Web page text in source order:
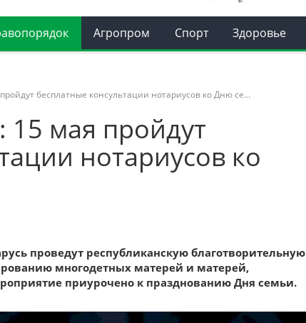
Агропром Спорт Здоровье
бесплатные консультации нотариусов ко Дню се...
15 мая пройдут
нотариусов ко
проведут республиканскую благотворительную
многодетных матерей и матерей,
приурочено к празднованию Дня семьи.